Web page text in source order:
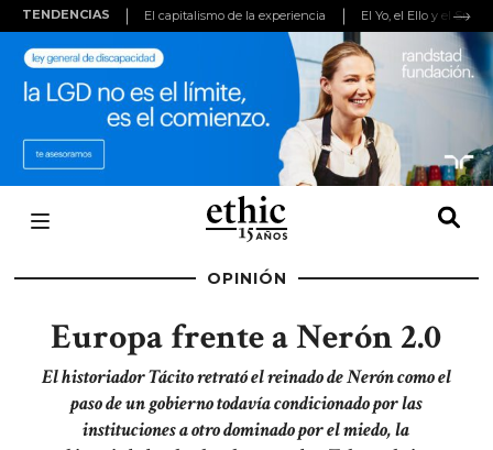
TENDENCIAS El capitalismo de la experiencia El Yo, el Ello y el
OPINIÓN
Europa frente a Nerón 2.0
El historiador Tácito retrató el reinado de Nerón como el
paso de un gobierno todavía condicionado por las
instituciones a otro dominado por el miedo, la
window.adsbygoogle